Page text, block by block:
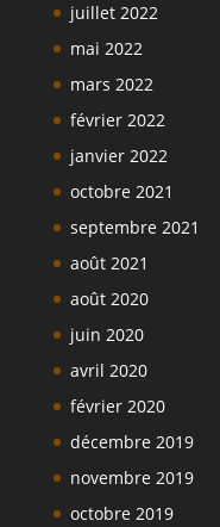
juillet 2022
mai 2022
mars 2022
février 2022
janvier 2022
octobre 2021
septembre 2021
août 2021
août 2020
juin 2020
avril 2020
février 2020
décembre 2019
novembre 2019
octobre 2019